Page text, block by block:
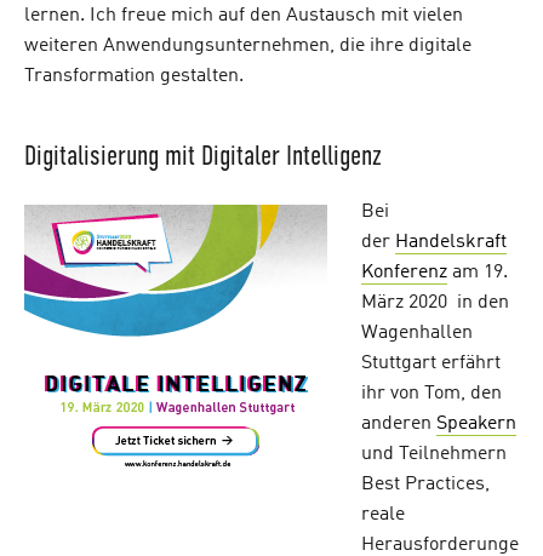
lernen. Ich freue mich auf den Austausch mit vielen
weiteren Anwendungsunternehmen, die ihre digitale
Transformation gestalten.
Digitalisierung mit Digitaler Intelligenz
Bei
der Handelskraft
Konferenz am 19.
März 2020 in den
Wagenhallen
Stuttgart erfährt
ihr von Tom, den
anderen Speakern
und Teilnehmern
Best Practices,
reale
Herausforderunge